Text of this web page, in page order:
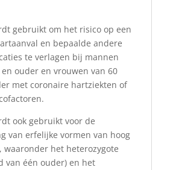
gebruikt om het risico op een
en bepaalde andere
te verlagen bij mannen
ouder en vrouwen van 60
met coronaire hartziekten of
ook gebruikt voor de
van erfelijke vormen van hoog
waaronder het heterozygote
van één ouder) en het